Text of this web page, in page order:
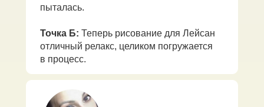
пыталась.
Точка Б: Теперь рисование для Лейсан
отличный релакс, целиком погружается
в процесс.